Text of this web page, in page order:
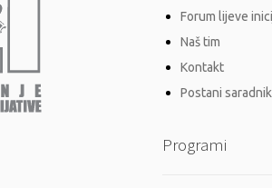
Forum lijeve
Naš tim
Kontakt
Postani
Programi